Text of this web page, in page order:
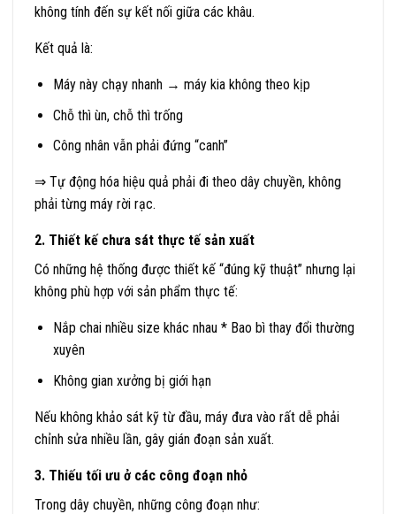
không tính đến sự kết nối giữa các khâu.
Kết quả là:
Máy này chạy nhanh → máy kia không theo kịp
Chỗ thì ùn, chỗ thì trống
Công nhân vẫn phải đứng “canh”
⇒ Tự động hóa hiệu quả phải đi theo dây chuyền, không
phải từng máy rời rạc.
2. Thiết kế chưa sát thực tế sản xuất
Có những hệ thống được thiết kế “đúng kỹ thuật” nhưng lại
không phù hợp với sản phẩm thực tế:
Nắp chai nhiều size khác nhau * Bao bì thay đổi thường
xuyên
Không gian xưởng bị giới hạn
Nếu không khảo sát kỹ từ đầu, máy đưa vào rất dễ phải
chỉnh sửa nhiều lần, gây gián đoạn sản xuất.
3. Thiếu tối ưu ở các công đoạn nhỏ
Trong dây chuyền, những công đoạn như: